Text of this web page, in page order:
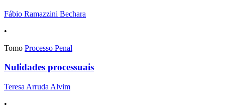
Fábio Ramazzini Bechara
•
Tomo Processo Penal
Nulidades processuais
Teresa Arruda Alvim
•